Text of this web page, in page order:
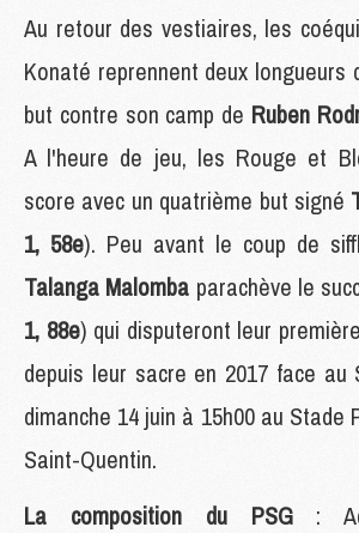
Au retour des vestiaires, les
Konaté reprennent deux longueurs
but contre son camp de Ruben
A l'heure de jeu, les Rouge et
score avec un quatrième but signé
1, 58e). Peu avant le coup de
Talanga Malomba parachève le
1, 88e) qui disputeront leur
depuis leur sacre en 2017 face au
dimanche 14 juin à 15h00 au Stade
Saint-Quentin.
La composition du PSG: